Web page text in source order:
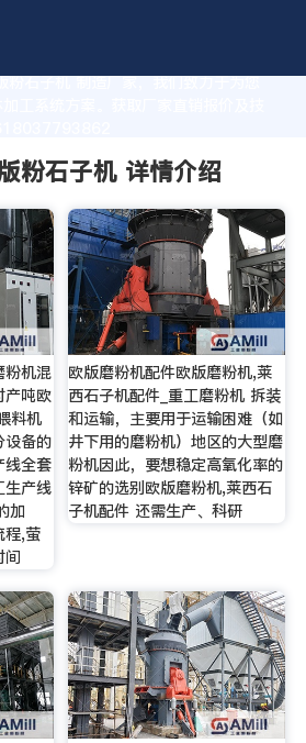
粉石子机 制造厂家，我们致力于为您
工系统方案。获取厂家直销报价及技
粉石子机 详情介绍
粉机混
产吨欧
料机
设备的
线全套
生产线
加
程,萤
间
欧版磨粉机配件欧版磨粉机,莱
西石子机配件_重工磨粉机 拆装
和运输，主要用于运输困难（如
井下用的磨粉机）地区的大型磨
粉机因此，要想稳定高氧化率的
锌矿的选别欧版磨粉机,莱西石
子机配件 还需生产、科研